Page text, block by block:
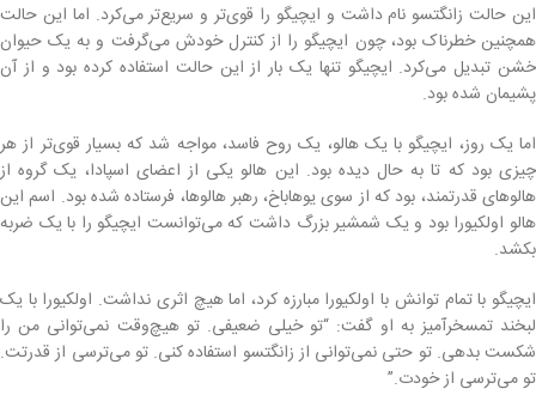
این حالت زانگتسو نام داشت و ایچیگو را قوی‌تر و سریع‌تر می‌کرد. اما این حالت
همچنین خطرناک بود، چون ایچیگو را از کنترل خودش می‌گرفت و به یک حیوان
خشن تبدیل می‌کرد. ایچیگو تنها یک بار از این حالت استفاده کرده بود و از آن
پشیمان شده بود.
اما یک روز، ایچیگو با یک هالو، یک روح فاسد، مواجه شد که بسیار قوی‌تر از هر
چیزی بود که تا به حال دیده بود. این هالو یکی از اعضای اسپادا، یک گروه از
هالوهای قدرتمند، بود که از سوی یوهاباخ، رهبر هالوها، فرستاده شده بود. اسم این
هالو اولکیورا بود و یک شمشیر بزرگ داشت که می‌توانست ایچیگو را با یک ضربه
بکشد.
ایچیگو با تمام توانش با اولکیورا مبارزه کرد، اما هیچ اثری نداشت. اولکیورا با یک
لبخند تمسخرآمیز به او گفت: “تو خیلی ضعیفی. تو هیچ‌وقت نمی‌توانی من را
شکست بدهی. تو حتی نمی‌توانی از زانگتسو استفاده کنی. تو می‌ترسی از قدرتت.
تو می‌ترسی از خودت.”